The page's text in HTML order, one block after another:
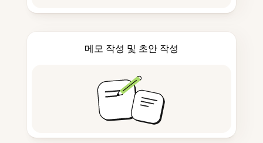
메모 작성 및 초안 작성